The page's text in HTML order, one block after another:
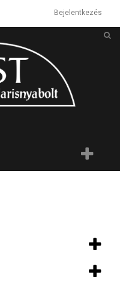
Bejelentkezés